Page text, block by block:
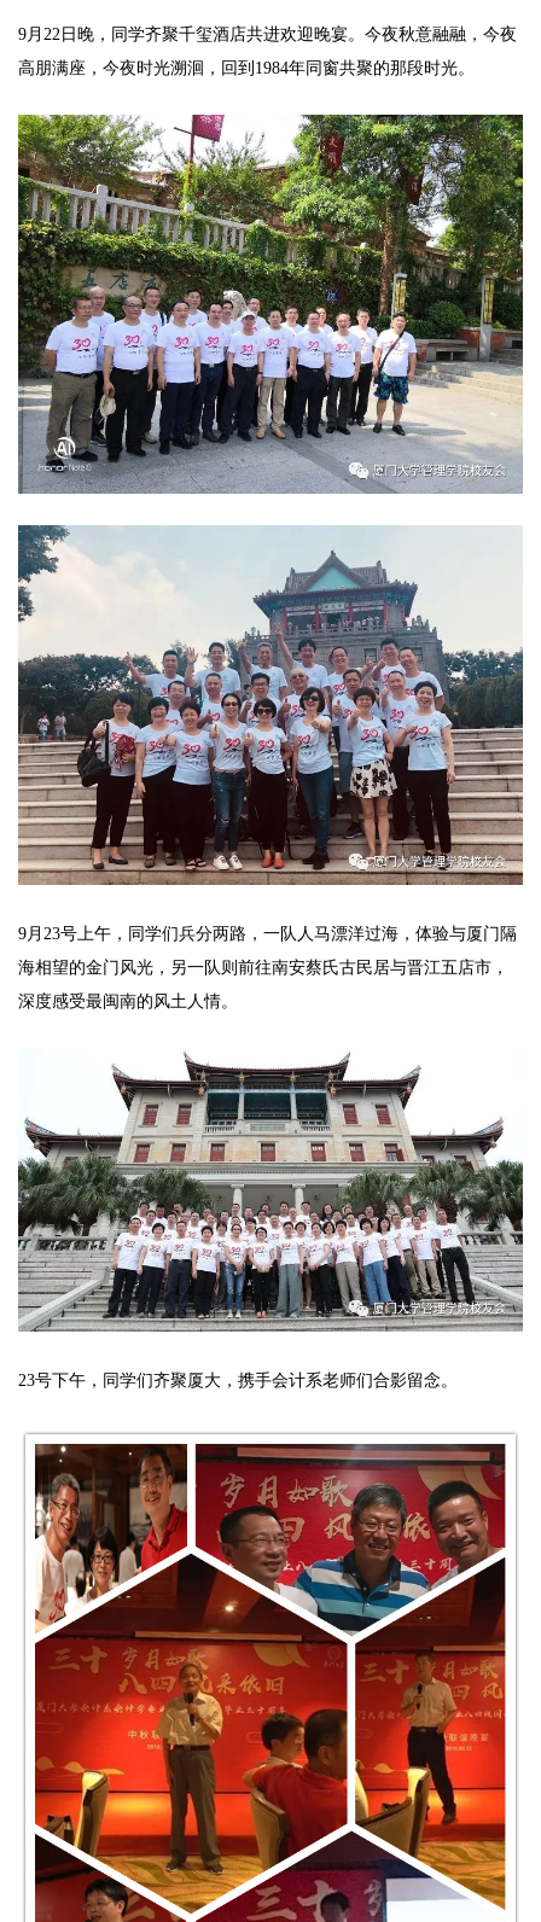
9月22日晚，同学齐聚千玺酒店共进欢迎晚宴。今夜秋意融融，今夜
高朋满座，今夜时光溯洄，回到1984年同窗共聚的那段时光。
9月23号上午，同学们兵分两路，一队人马漂洋过海，体验与厦门隔
海相望的金门风光，另一队则前往南安蔡氏古民居与晋江五店市，
深度感受最闽南的风土人情。
23号下午，同学们齐聚厦大，携手会计系老师们合影留念。